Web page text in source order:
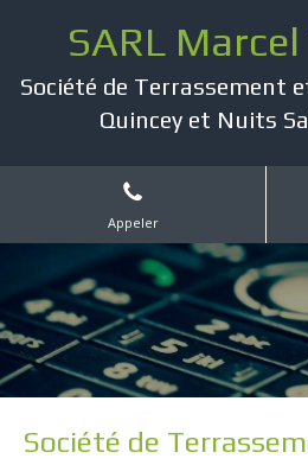
SARL
Société de Terrassement
Quincey et Nuits
Appeler
Société de